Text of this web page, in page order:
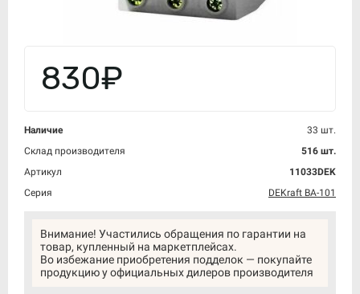
830₽
Наличие
33 шт.
Склад производителя
516 шт.
Артикул
11033DEK
Серия
DEKraft ВА-101
Внимание! Участились обращения по гарантии на
товар, купленный на маркетплейсах.
Во избежание приобретения подделок — покупайте
продукцию у официальных дилеров производителя